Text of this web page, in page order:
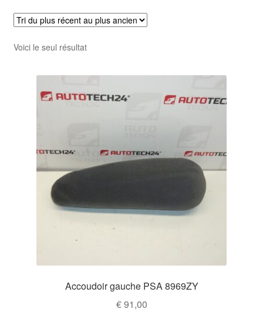
Voici le seul résultat
Accoudoir gauche PSA 8969ZY
€91,00